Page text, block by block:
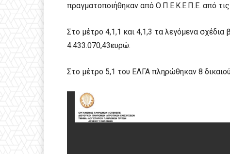
πραγματοποιήθηκαν από Ο.Π.Ε.Κ.Ε.Π.Ε. από
Στο μέτρο 4,1,1 και 4,1,3 τα λεγόμενα
4.433.070,43ευρώ.
Στο μέτρο 5,1 του ΕΛΓΑ πληρώθηκαν 8